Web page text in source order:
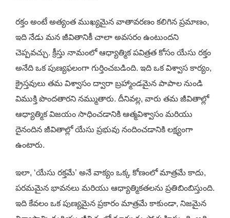
రక్తం అంటే అత్యంత ముఖ్యమైన వాతావరణం కలిగిన ప్రమాణం,
ఇది నేడు మన జీవితానికీ చాలా అవసరం ఉంటుందని
చెప్పవచ్చు. క్రీస్తు నామంలో ఆధ్యాత్మిక పవిత్రత కోసం యేసు రక్తం
అనేది ఒక పుణ్యఫలంగా గుర్తించబడింది. ఇది ఒక విశ్వాస కార్యం,
క్రైస్తవులు తమ విశ్వాసం ద్వారా బ్రహ్మాండమైన పాపాల నుండి
విముక్తి పొందతారని నమ్ముతారు. దీనివల్ల, వారు తమ జీవితాల్లో
ఆధ్యాత్మిక విజయం సాధించడానికి ఆత్మవిశ్వాసం మరియు
దైనందిన జీవితాల్లో యేసు ప్రభువు నందించడానికి లక్ష్యంగా
ఉంటారు.
ఇలా, ‘యేసు రక్తమే’ అనే వాక్యం ఒక్క కోణంలో మాత్రమే కాదు,
పరమమైన భావనలు మరియు ఆధ్యాత్మికతలను ప్రతిబింబిస్తుంది.
ఇది కేవలం ఒక పుణ్యమైన ప్రకారం మాత్రమే కాకుండా, నిజమైన